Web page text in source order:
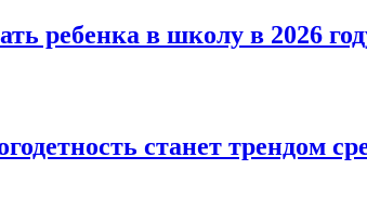
ребенка в школу в 2026
станет трендом